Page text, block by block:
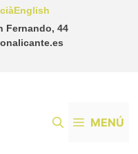
Fernando, 44
English
MENÚ